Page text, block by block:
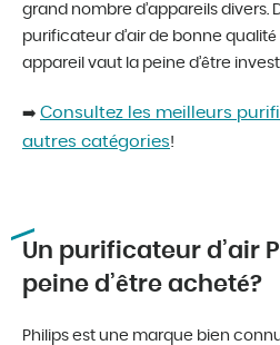
grand nombre d’appareils divers.
purificateur d’air de bonne
appareil vaut la peine d’être
➡️ Consultez les meilleurs
autres catégories!
Un purificateur d’air
peine d’être acheté?
Philips est une marque bien